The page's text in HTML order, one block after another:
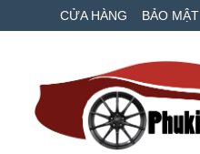
to
content
to
qua
sidebar
CỬA HÀNG BẢO MẬT